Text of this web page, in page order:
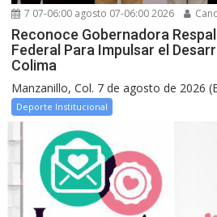
7 07-06:00 agosto 07-06:00 2026
Reconoce Gobernadora
Federal Para Impulsar el
Colima
Manzanillo, Col. 7 de agosto de 2026
Deporte Institucional